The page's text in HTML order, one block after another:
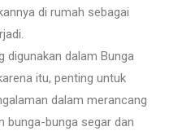
di rumah sebagai
digunakan dalam Bunga
itu, penting untuk
dalam merancang
bunga-bunga segar dan